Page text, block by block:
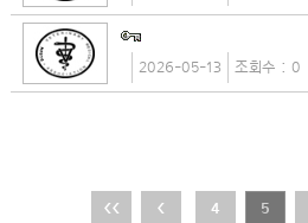
2026-05-13 0
<< < 4 5